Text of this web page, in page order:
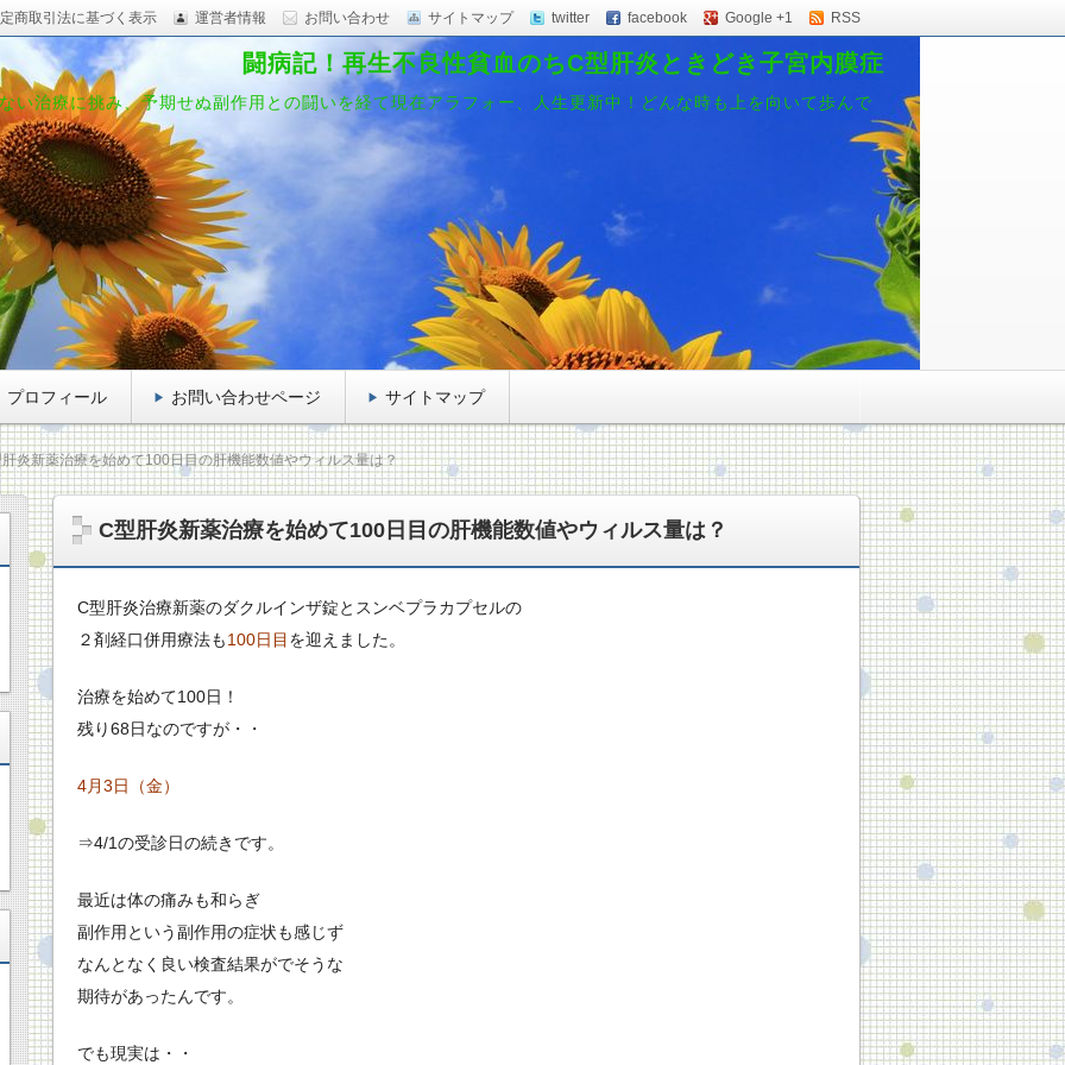
商取引法に基づく表示 運営者情報 お問い合わせ サイトマップ twitter facebook Google +1 RSS
闘病記！再生不良性貧血のちC型肝炎ときどき子宮内膜症
い治療に挑み、予期せぬ副作用との闘いを経て現在アラフォー、人生更新中！どんな時も上を向いて歩んで
プロフィール お問い合わせページ サイトマップ
炎新薬治療を始めて100日目の肝機能数値やウィルス量は？
C型肝炎新薬治療を始めて100日目の肝機能数値やウィルス量は？
C型肝炎治療新薬のダクルインザ錠とスンベプラカプセルの
２剤経口併用療法も100日目 を迎えました。
治療を始めて100日！
残り68日なのですが・・
4月3日（金）
⇒4/1の受診日の続きです。
最近は体の痛みも和らぎ
副作用という副作用の症状も感じず
なんとなく良い検査結果がでそうな
期待があったんです。
でも現実は・・